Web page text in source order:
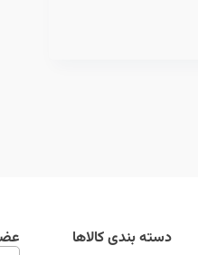
دسته بندی کالاها